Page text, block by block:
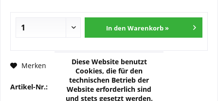
In den Warenkorb »
Merken Fragen zum Artikel?
Artikel-Nr.: 17-SHO345-000
Diese Website benutzt
Cookies, die für den
technischen Betrieb der
Website erforderlich sind
und stets gesetzt werden.